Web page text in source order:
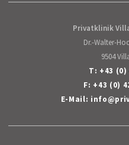
Privatklinik
Dr.-Walter-
9504
T: +43 (0)
F: +43 (0)
E-Mail: info@